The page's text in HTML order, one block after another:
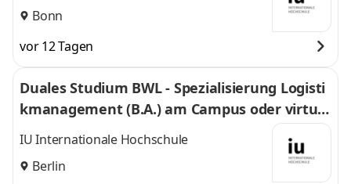
Bonn
vor 12 Tagen
Duales Studium BWL - Spezialisierung Logisti
kmanagement (B.A.) am Campus oder virtuel
l
IU Internationale Hochschule
Berlin